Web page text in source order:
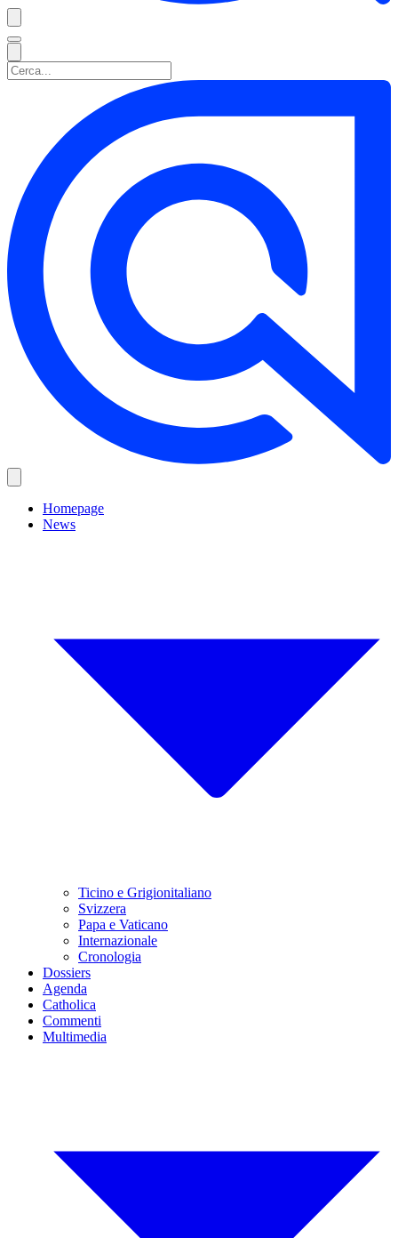
Homepage
News
Ticino e Grigionitaliano
Svizzera
Papa e Vaticano
Internazionale
Cronologia
Dossiers
Agenda
Catholica
Commenti
Multimedia